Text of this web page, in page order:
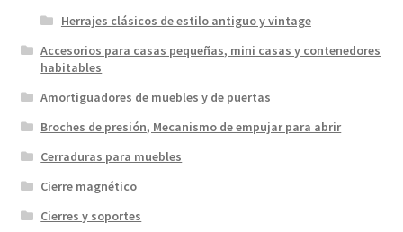
Herrajes clásicos de estilo antiguo y vintage
Accesorios para casas pequeñas, mini casas y contenedores
habitables
Amortiguadores de muebles y de puertas
Broches de presión, Mecanismo de empujar para abrir
Cerraduras para muebles
Cierre magnético
Cierres y soportes